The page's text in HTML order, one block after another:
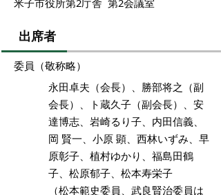
米子市役所第2庁舎 第2会議室
出席者
委員（敬称略）
永田卓夫（会長）、勝部将之（副
会長）、ト蔵久子（副会長）、安
達博志、岩崎るり子、内田信義、
岡 賢一、小原 顕、西林いずみ、早
原彰子、植村ゆかり、福島田鶴
子、松原郁子、松本寿栄子
（松本範史委員、武良賢治委員は